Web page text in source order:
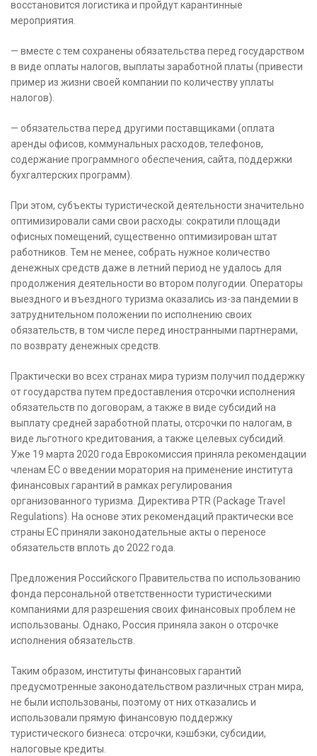
восстановится логистика и пройдут карантинные
мероприятия.
— вместе с тем сохранены обязательства перед государством
в виде оплаты налогов, выплаты заработной платы (привести
пример из жизни своей компании по количеству уплаты
налогов).
— обязательства перед другими поставщиками (оплата
аренды офисов, коммунальных расходов, телефонов,
содержание программного обеспечения, сайта, поддержки
бухгалтерских программ).
При этом, субъекты туристической деятельности значительно
оптимизировали сами свои расходы: сократили площади
офисных помещений, существенно оптимизирован штат
работников. Тем не менее, собрать нужное количество
денежных средств даже в летний период не удалось для
продолжения деятельности во втором полугодии. Операторы
выездного и въездного туризма оказались из-за пандемии в
затруднительном положении по исполнению своих
обязательств, в том числе перед иностранными партнерами,
по возврату денежных средств.
Практически во всех странах мира туризм получил поддержку
от государства путем предоставления отсрочки исполнения
обязательств по договорам, а также в виде субсидий на
выплату средней заработной платы, отсрочки по налогам, в
виде льготного кредитования, а также целевых субсидий.
Уже 19 марта 2020 года Еврокомиссия приняла рекомендации
членам ЕС о введении моратория на применение института
финансовых гарантий в рамках регулирования
организованного туризма. Директива PTR (Package Travel
Regulations). На основе этих рекомендаций практически все
страны ЕС приняли законодательные акты о переносе
обязательств вплоть до 2022 года.
Предложения Российского Правительства по использованию
фонда персональной ответственности туристическими
компаниями для разрешения своих финансовых проблем не
использованы. Однако, Россия приняла закон о отсрочке
исполнения обязательств.
Таким образом, институты финансовых гарантий
предусмотренные законодательством различных стран мира,
не были использованы, поэтому от них отказались и
использовали прямую финансовую поддержку
туристического бизнеса: отсрочки, кэшбэки, субсидии,
налоговые кредиты.